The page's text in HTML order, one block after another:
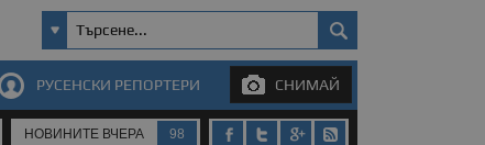
РУСЕНСКИ РЕПОРТЕРИ СНИМАЙ
НОВИНИТЕ ВЧЕРА 98